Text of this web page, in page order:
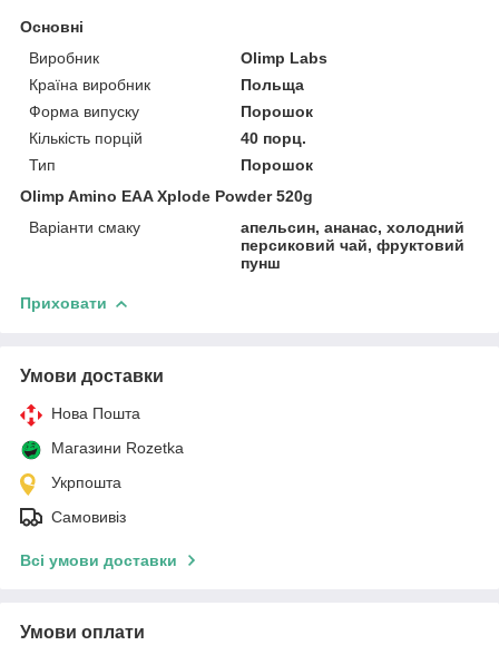
Основні
Виробник
Olimp Labs
Країна виробник
Польща
Форма випуску
Порошок
Кількість порцій
40 порц.
Тип
Порошок
Olimp Amino EAA Xplode Powder 520g
Варіанти смаку
апельсин, ананас, холодний
персиковий чай, фруктовий
пунш
Приховати
Умови доставки
Нова Пошта
Магазини Rozetka
Укрпошта
Самовивіз
Всі умови доставки
Умови оплати